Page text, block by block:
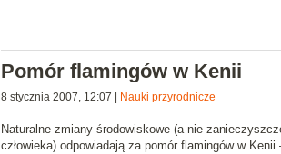
Pomór flamingów w Kenii
8 stycznia 2007, 12:07 Nauki przyrodnicze
Naturalne zmiany środowiskowe(a nie
człowieka) odpowiadają za pomór flamingóww Kenii